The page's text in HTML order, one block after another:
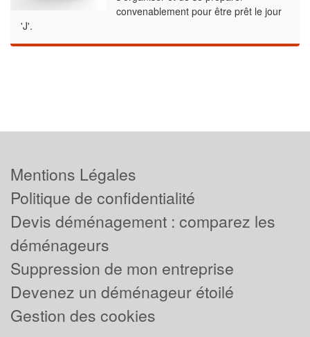
convenablement pour être prêt le jour
'J'.
Mentions Légales
Politique de confidentialité
Devis déménagement : comparez les
déménageurs
Suppression de mon entreprise
Devenez un déménageur étoilé
Gestion des cookies